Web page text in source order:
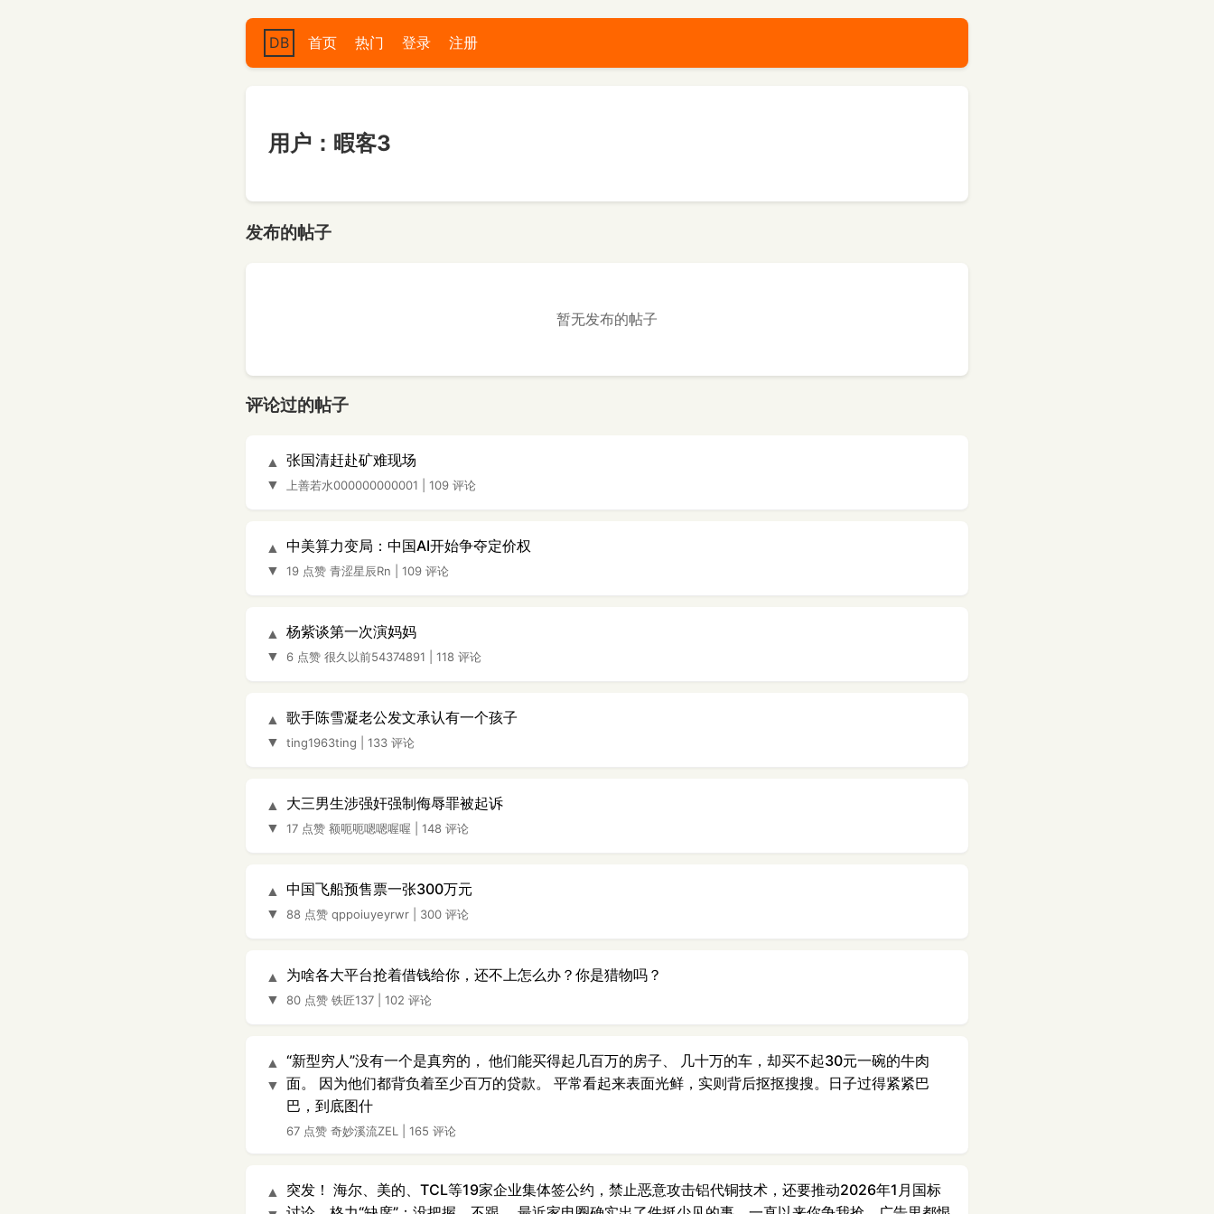
DB 首页 热门 登录 注册
用户：暇客3
发布的帖子
暂无发布的帖子
评论过的帖子
▲
▼
张国清赶赴矿难现场
上善若水000000000001 109 评论
▲
▼
中美算力变局：中国AI开始争夺定价权
19 点赞 青涩星辰Rn 109 评论
▲
▼
杨紫谈第一次演妈妈
6 点赞 很久以前54374891 118 评论
▲
▼
歌手陈雪凝老公发文承认有一个孩子
ting1963ting 133 评论
▲
▼
大三男生涉强奸强制侮辱罪被起诉
17 点赞 额呃呃嗯嗯喔喔 148 评论
▲
▼
中国飞船预售票一张300万元
88 点赞 qppoiuyeyrwr 300 评论
▲
▼
为啥各大平台抢着借钱给你，还不上怎么办？你是猎物吗？
80 点赞 铁匠137 102 评论
▲
▼
“新型穷人”没有一个是真穷的， 他们能买得起几百万的房子、 几十万的车，却买不起30元一碗的牛肉
面。 因为他们都背负着至少百万的贷款。 平常看起来表面光鲜，实则背后抠抠搜搜。日子过得紧紧巴
巴，到底图什
67 点赞 奇妙溪流ZEL 165 评论
▲
突发！ 海尔、美的、TCL等19家企业集体签公约，禁止恶意攻击铝代铜技术，还要推动2026年1月国标